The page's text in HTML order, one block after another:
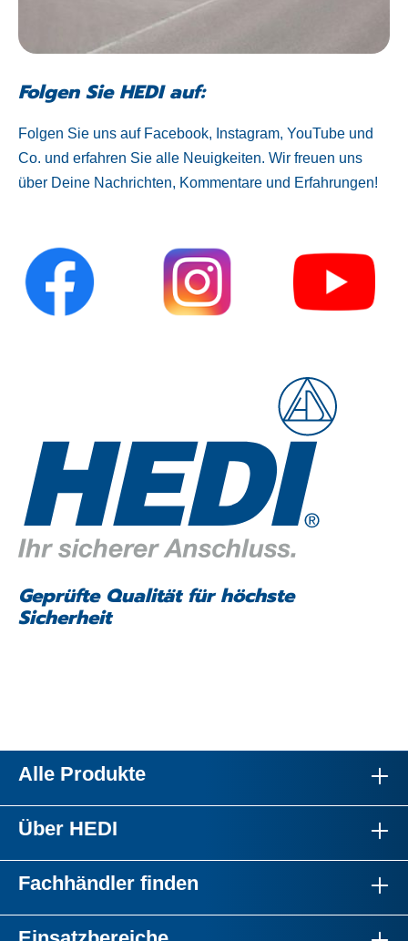
Folgen Sie HEDI auf:
Folgen Sie uns auf Facebook, Instagram, YouTube und
Co. und erfahren Sie alle Neuigkeiten. Wir freuen uns
über Deine Nachrichten, Kommentare und Erfahrungen!
Geprüfte Qualität für höchste
Sicherheit
Alle Produkte
Über HEDI
Fachhändler finden